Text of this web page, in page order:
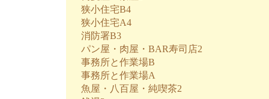
狭小住宅B4
狭小住宅A4
消防署B3
パン屋・肉屋・BAR寿司店2
事務所と作業場B
事務所と作業場A
魚屋・八百屋・純喫茶2